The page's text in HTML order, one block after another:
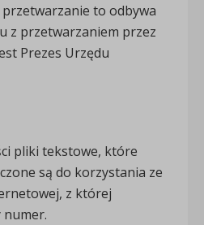
to odbywa
z przetwarzaniem przez
Prezes Urzędu
pliki tekstowe, które
są do korzystania ze
z której
numer.